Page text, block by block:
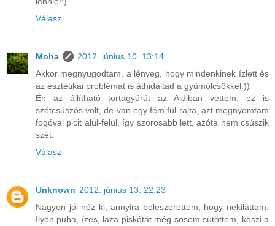
Válasz
Moha
2012. június 10. 13:14
Akkor megnyugodtam, a lényeg, hogy mindenkinek ízlett és
az esztétikai problémát is áthidaltad a gyümölcsökkel:))
Én az állítható tortagyűrűt az Aldiban vettem, ez is
szétcsúszós volt, de van egy fém fül rajta, azt megnyomtam
fogóval picit alul-felül, így szorosabb lett, azóta nem csúszik
szét.
Válasz
Unknown 2012. június 13. 22:23
Nagyon jól néz ki, annyira beleszerettem, hogy nekiláttam.
Ilyen puha, ízes, laza piskótát még sosem sütöttem, köszi a